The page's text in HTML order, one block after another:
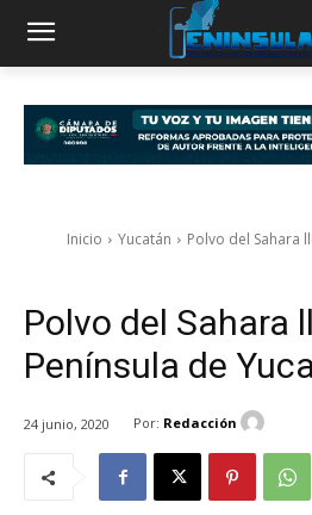
Inicio Yucatán Polvo del Sahara
Polvo del Sahara
Península de
24 junio, 2020 Por: Redacción